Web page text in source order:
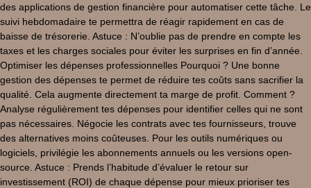
des applications de gestion financière pour automatiser cette tâche. Le
suivi hebdomadaire te permettra de réagir rapidement en cas de
baisse de trésorerie. Astuce : N’oublie pas de prendre en compte les
taxes et les charges sociales pour éviter les surprises en fin d’année.
Optimiser les dépenses professionnelles Pourquoi ? Une bonne
gestion des dépenses te permet de réduire tes coûts sans sacrifier la
qualité. Cela augmente directement ta marge de profit. Comment ?
Analyse régulièrement tes dépenses pour identifier celles qui ne sont
pas nécessaires. Négocie les contrats avec tes fournisseurs, trouve
des alternatives moins coûteuses. Pour les outils numériques ou
logiciels, privilégie les abonnements annuels ou les versions open-
source. Astuce : Prends l’habitude d’évaluer le retour sur
investissement (ROI) de chaque dépense pour mieux prioriser tes